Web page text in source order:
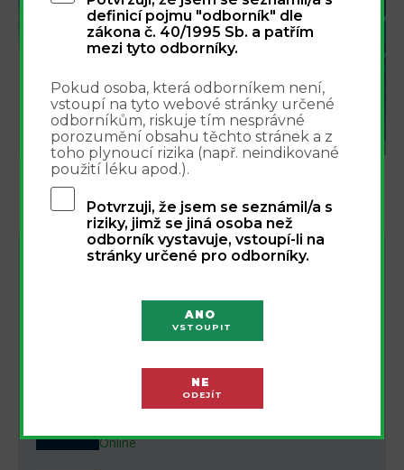
REGISTROVAT
NEJBLIŽŠÍ AKCE
Integrovaný přístup k léčbě bolesti -
webinář 16.9.2026
1
Nová éra injekční terapie pohybového
aparátu - webinář 1.10.2026
Online
definicí pojmu "odborník" dle
zákona č. 40/1995 Sb. a patřím
mezi tyto odborníky.
Pokud osoba, která odborníkem není,
vstoupí na tyto webové stránky určené
odborníkům, riskuje tím nesprávné
porozumění obsahu těchto stránek a z
toho plynoucí rizika (např. neindikované
použití léku apod.).
Potvrzuji, že jsem se seznámil/a s
riziky, jimž se jiná osoba než
odborník vystavuje, vstoupí-li na
stránky určené pro odborníky.
ANO
VSTOUPIT
NE
ODEJÍT